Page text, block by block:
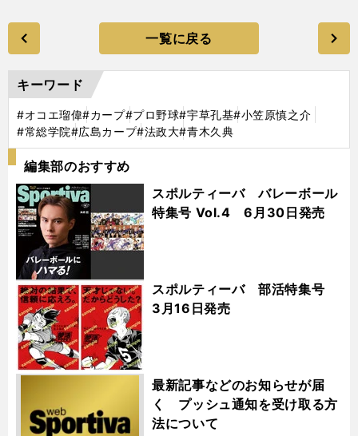
一覧に戻る
キーワード
#オコエ瑠偉#カープ#プロ野球#宇草孔基#小笠原慎之介
#常総学院#広島カープ#法政大#青木久典
編集部のおすすめ
スポルティーバ バレーボール
特集号 Vol.4 6月30日発売
スポルティーバ 部活特集号
3月16日発売
最新記事などのお知らせが届
く プッシュ通知を受け取る方
法について